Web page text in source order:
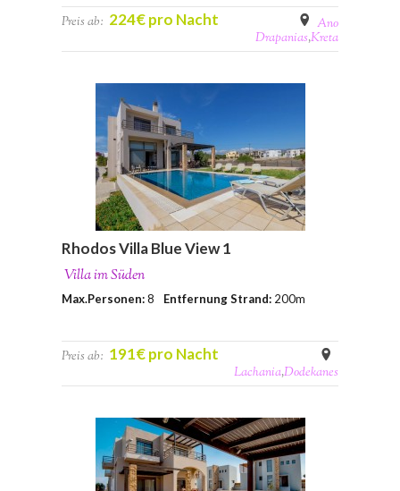
Preis ab: 224€ pro Nacht
Ano
Drapanias,Kreta
Rhodos Villa Blue View 1
Villa im Süden
Max.Personen:8 Entfernung Strand: 200m
Preis ab: 191€ pro Nacht
Lachania,Dodekanes